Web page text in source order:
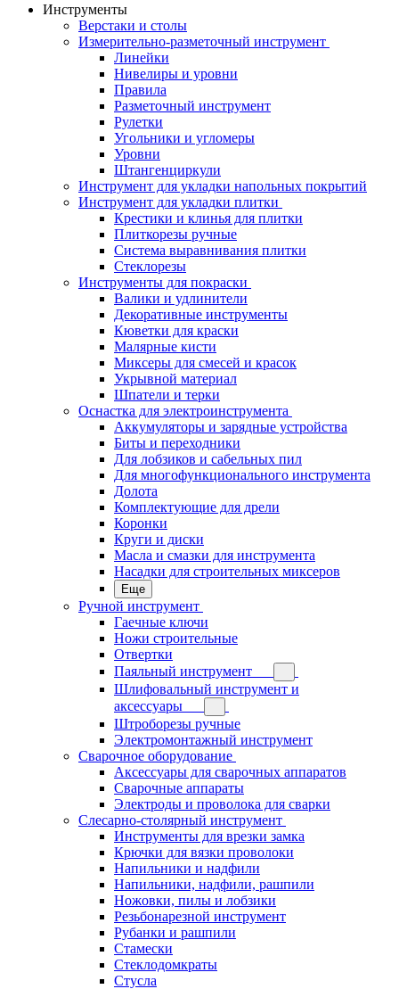
Инструменты
Верстаки и столы
Измерительно-разметочный инструмент
Линейки
Нивелиры и уровни
Правила
Разметочный инструмент
Рулетки
Угольники и угломеры
Уровни
Штангенциркули
Инструмент для укладки напольных покрытий
Инструмент для укладки плитки
Крестики и клинья для плитки
Плиткорезы ручные
Система выравнивания плитки
Стеклорезы
Инструменты для покраски
Валики и удлинители
Декоративные инструменты
Кюветки для краски
Малярные кисти
Миксеры для смесей и красок
Укрывной материал
Шпатели и терки
Оснастка для электроинструмента
Аккумуляторы и зарядные устройства
Биты и переходники
Для лобзиков и сабельных пил
Для многофункционального инструмента
Долота
Комплектующие для дрели
Коронки
Круги и диски
Масла и смазки для инструмента
Насадки для строительных миксеров
Еще
Ручной инструмент
Гаечные ключи
Ножи строительные
Отвертки
Паяльный инструмент
Шлифовальный инструмент и
аксессуары
Штроборезы ручные
Электромонтажный инструмент
Сварочное оборудование
Аксессуары для сварочных аппаратов
Сварочные аппараты
Электроды и проволока для сварки
Слесарно-столярный инструмент
Инструменты для врезки замка
Крючки для вязки проволоки
Напильники и надфили
Напильники, надфили, рашпили
Ножовки, пилы и лобзики
Резьбонарезной инструмент
Рубанки и рашпили
Стамески
Стеклодомкраты
Стусла